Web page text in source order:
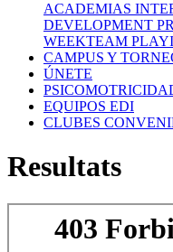
ACADEMIAS
DEVELOPMENT
WEEKTEAM
CAMPUS Y
ÚNETE
EQUIPOS EDI
CLUBES
Resultats